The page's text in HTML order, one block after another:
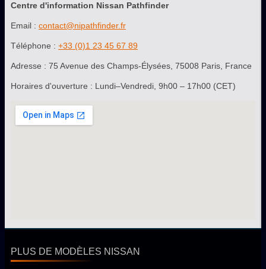
Centre d'information Nissan Pathfinder
Email : contact@nipathfinder.fr
Téléphone : +33 (0)1 23 45 67 89
Adresse : 75 Avenue des Champs-Élysées, 75008 Paris, France
Horaires d'ouverture : Lundi–Vendredi, 9h00 – 17h00 (CET)
PLUS DE MODÈLES NISSAN